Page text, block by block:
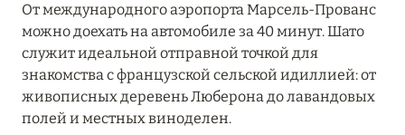
L’Étoile des Baux
La Bastide de Gordes
La Bastide Saint-Antoine
От международного аэропорта Марсель-Прованс
можно доехать на автомобиле за 40 минут. Шато
служит идеальной отправной точкой для
знакомства с французской сельской идиллией: от
живописных деревень Люберона до лавандовых
полей и местных виноделен.